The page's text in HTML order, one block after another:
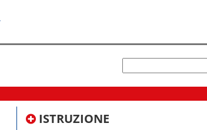
ISTRUZIONE